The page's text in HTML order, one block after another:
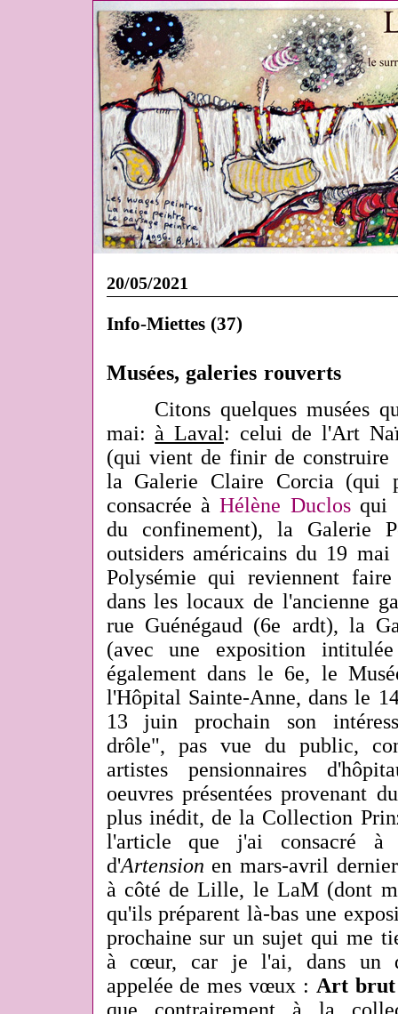
20/05/2021
Info-Miettes (37)
Musées, galeries rouverts
Citons quelques musées
mai:à Laval: celui de l'Art
(qui vient de finir de
la Galerie Claire Corcia (qui
consacrée àHélène Duclosqui
du confinement), la Galerie
outsiders américains du 19
Polysémie qui reviennent
dans les locaux de l'ancienne
rue Guénégaud (6e ardt), la
(avec une exposition
également dans le 6e, le
l'Hôpital Sainte-Anne, dans le
13 juin prochain son
drôle", pas vue du public,
artistes pensionnaires
oeuvres présentées provenant
plus inédit, de la Collection
l'article que j'ai consacré
d'Artension en mars-avril
à côté de Lille, le LaM (dont
qu'ils préparent là-bas une
prochaine sur un sujet qui me
à cœur, car je l'ai, dans un
appelée de mes vœux : Art brut